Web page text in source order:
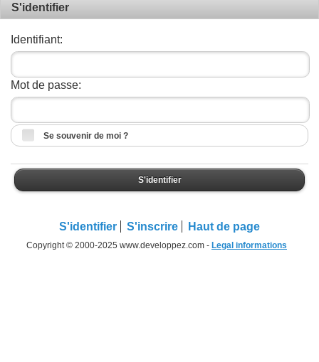
S'identifier
Identifiant:
Mot de passe:
Se souvenir de moi ?
S'identifier
S'identifier S'inscrire Haut de page
Copyright © 2000-2025 www.developpez.com - Legal informations